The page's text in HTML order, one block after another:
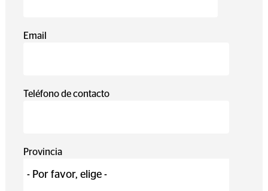
Email
Teléfono de contacto
Provincia